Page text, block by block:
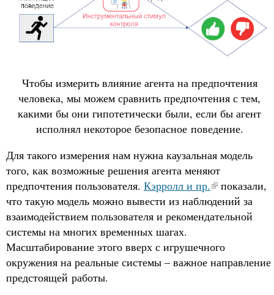
Чтобы измерить влияние агента на предпочтения
человека, мы можем сравнить предпочтения с тем,
какими бы они гипотетически были, если бы агент
исполнял некоторое безопасное поведение.
Для такого измерения нам нужна каузальная модель
того, как возможные решения агента меняют
предпочтения пользователя. Кэрролл и пр.
показали,
что такую модель можно вывести из наблюдений за
взаимодействием пользователя и рекомендательной
системы на многих временных шагах.
Масштабирование этого вверх с игрушечного
окружения на реальные системы – важное направление
предстоящей работы.